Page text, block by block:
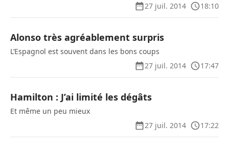
27 juil. 2014
18:10
Alonso très agréablement surpris
L’Espagnol est souvent dans les bons coups
27 juil. 2014
17:47
Hamilton : J’ai limité les dégâts
Et même un peu mieux
27 juil. 2014
17:22